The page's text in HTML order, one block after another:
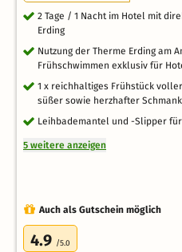
2 Tage / 1 Nacht im Hotel mit
Erding
Nutzung der Therme Erding am
Frühschwimmen exklusiv für
1 x reichhaltiges Frühstück
süßer sowie herzhafter
Leihbademantel und -Slipper
5 weitere anzeigen
Auch als Gutschein möglich
4.9 /5.0